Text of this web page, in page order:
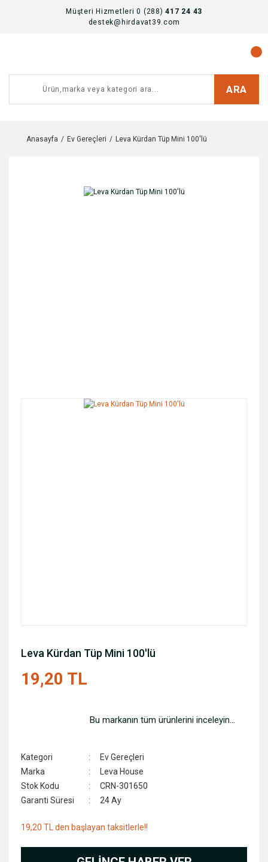
Müşteri Hizmetleri 0 (288)417 24 43
destek@hirdavat39.com
ARA
Anasayfa Ev Gereçleri Leva Kürdan Tüp Mini 100'lü
Leva Kürdan Tüp Mini 100'lü
19,20 TL
Bu markanın tüm ürünlerini inceleyin...
Kategori
Ev Gereçleri
Marka
Leva House
Stok Kodu
CRN-301650
Garanti Süresi
24 Ay
19,20 TL den başlayan taksitlerle!!